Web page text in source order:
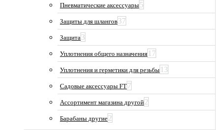
Пневматические аксессуары5
Защиты для шлангов37
Защита3
Уплотнения общего назначения 17
Уплотнения и герметики для резьбы 13
Садовые аксессуары FT7
Ассортимент магазина другой2
Барабаны другие2